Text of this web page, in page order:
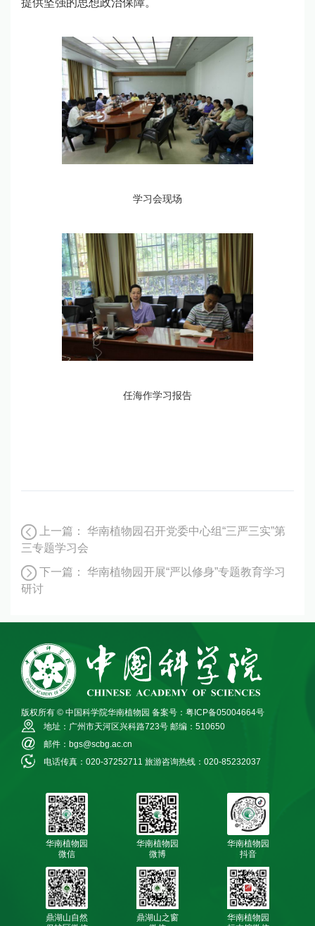
提供坚强的思想政治保障。
学习会现场
任海作学习报告
上一篇：
华南植物园召开党委中心组“三严三实”第
三专题学习会
下一篇：
华南植物园开展“严以修身”专题教育学习
研讨
版权所有 © 中国科学院华南植物园 备案号：粤ICP备05004664号
地址：广州市天河区兴科路723号 邮编：510650
邮件：bgs@scbg.ac.cn
电话传真：020-37252711 旅游咨询热线：020-85232037
华南植物园
微信
华南植物园
微博
华南植物园
抖音
鼎湖山自然
鼎湖山之窗
华南植物园